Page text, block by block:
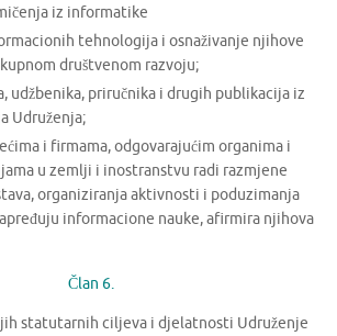
iz informatike
tehnologija i osnaživanje njihove
društvenom razvoju;
udžbenika, priručnika i drugih publikacija iz
Udruženja;
i firmama, odgovarajućim organima i
u zemlji i inostranstvu radi razmjene
organiziranja aktivnosti i poduzimanja
informacione nauke, afirmira njihova
Član 6.
statutarnih ciljeva i djelatnosti Udruženje